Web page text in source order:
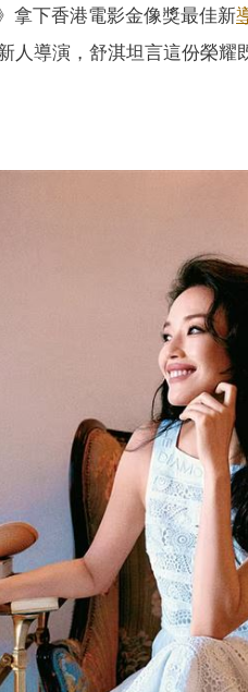
拿下香港電影金像獎最佳新
人導演，舒淇坦言這份榮耀